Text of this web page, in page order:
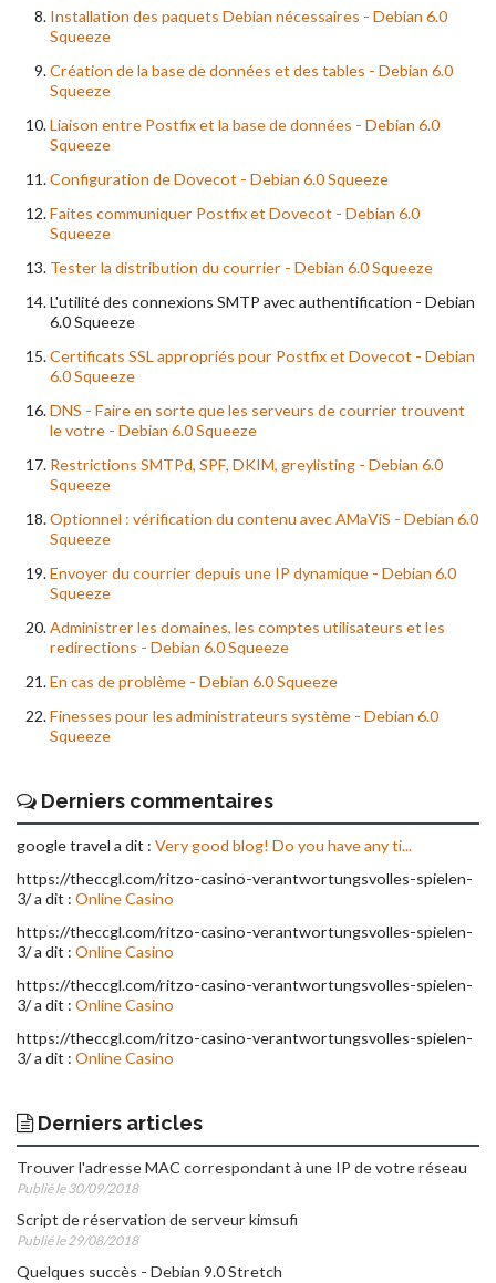
Installation des paquets Debian nécessaires - Debian 6.0
Squeeze
Création de la base de données et des tables - Debian 6.0
Squeeze
Liaison entre Postfix et la base de données - Debian 6.0
Squeeze
Configuration de Dovecot - Debian 6.0 Squeeze
Faites communiquer Postfix et Dovecot - Debian 6.0
Squeeze
Tester la distribution du courrier - Debian 6.0 Squeeze
L'utilité des connexions SMTP avec authentification - Debian
6.0 Squeeze
Certificats SSL appropriés pour Postfix et Dovecot - Debian
6.0 Squeeze
DNS - Faire en sorte que les serveurs de courrier trouvent
le votre - Debian 6.0 Squeeze
Restrictions SMTPd, SPF, DKIM, greylisting - Debian 6.0
Squeeze
Optionnel : vérification du contenu avec AMaViS - Debian 6.0
Squeeze
Envoyer du courrier depuis une IP dynamique - Debian 6.0
Squeeze
Administrer les domaines, les comptes utilisateurs et les
redirections - Debian 6.0 Squeeze
En cas de problème - Debian 6.0 Squeeze
Finesses pour les administrateurs système - Debian 6.0
Squeeze
Derniers commentaires
google travel a dit : Very good blog! Do you have any ti...
https://theccgl.com/ritzo-casino-verantwortungsvolles-spielen-
3/ a dit : Online Casino
https://theccgl.com/ritzo-casino-verantwortungsvolles-spielen-
3/ a dit : Online Casino
https://theccgl.com/ritzo-casino-verantwortungsvolles-spielen-
3/ a dit : Online Casino
https://theccgl.com/ritzo-casino-verantwortungsvolles-spielen-
3/ a dit : Online Casino
Derniers articles
Trouver l'adresse MAC correspondant à une IP de votre réseau
Publié le 30/09/2018
Script de réservation de serveur kimsufi
Publié le 29/08/2018
Quelques succès - Debian 9.0 Stretch